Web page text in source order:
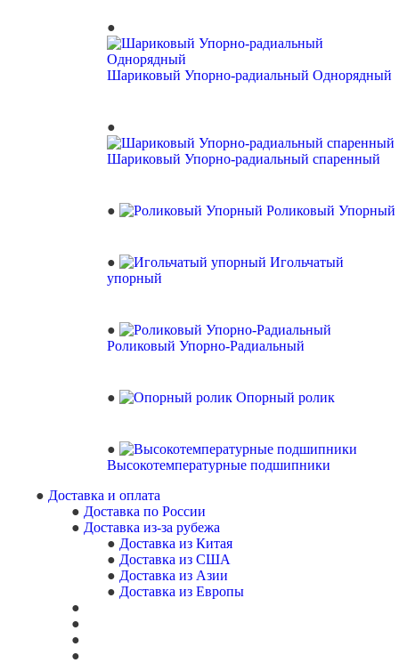
Шариковый Упорно-радиальный Однорядный
Шариковый Упорно-радиальный спаренный
Роликовый Упорный
Игольчатый
упорный
Роликовый Упорно-Радиальный
Опорный ролик
Высокотемпературные подшипники
Доставка и оплата
Доставка по России
Доставка из-за рубежа
Доставка из Китая
Доставка из США
Доставка из Азии
Доставка из Европы